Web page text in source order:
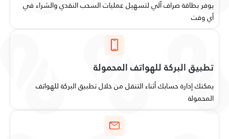
يوفر بطاقة صراف آلي لتسهيل عمليات السحب النقدي والشراء في
أي وقت
تطبيق البركة للهواتف المحمولة
يمكنك إدارة حسابك أثناء التنقل من خلال تطبيق البركة للهواتف
المحمولة